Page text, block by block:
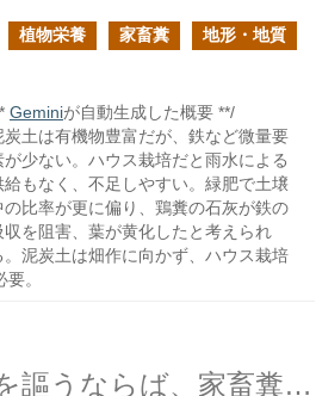
植物栄養 家畜糞
地形・地質
Geminiが自動生成した概要 **/
炭土は有機物豊富だが、鉄など微量要
が少ない。ハウス栽培だと雨水による
給もなく、不足しやすい。緑肥で土壌
の比率が更に偏り、鶏糞の石灰が鉄の
収を阻害、葉が黄化したと考えられ
。泥炭土は畑作に向かず、ハウス栽培
。
環境保全型栽培を謳うならば、家畜糞による土作りを止めることから始めるべきだ